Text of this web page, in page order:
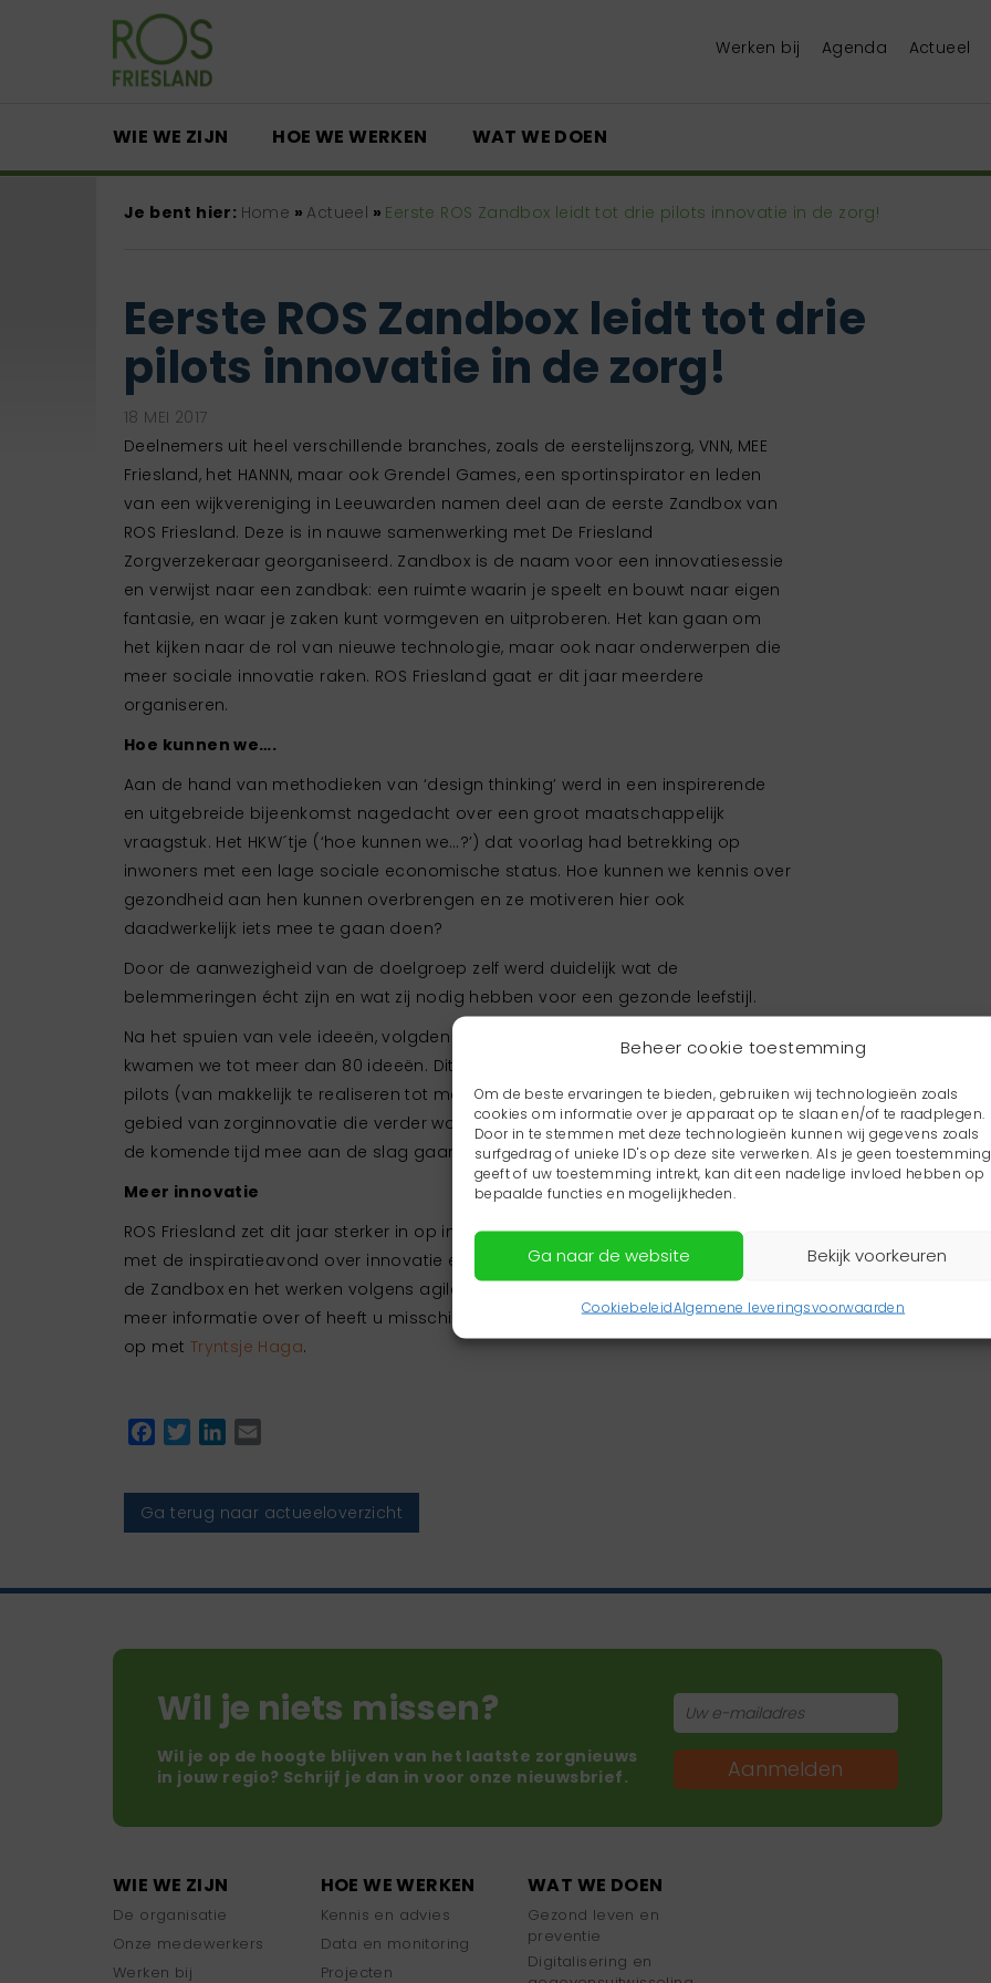
Beheer cookie toestemming
Om de beste ervaringen te bieden, gebruiken wij technologieën zoals
cookies om informatie over je apparaat op te slaan en/of te raadplegen.
Door in te stemmen met deze technologieën kunnen wij gegevens zoals
surfgedrag of unieke ID's op deze site verwerken. Als je geen toestemming
geeft of uw toestemming intrekt, kan dit een nadelige invloed hebben op
bepaalde functies en mogelijkheden.
Ga naar de website Bekijk voorkeuren
CookiebeleidAlgemene leveringsvoorwaarden
Werken bij Agenda Actueel
WIE WE ZIJN HOE WE WERKEN WAT WE DOEN
Je bent hier: Home » Actueel » Eerste ROS Zandbox leidt tot drie pilots innovatie in de zorg!
Eerste ROS Zandbox leidt tot drie
pilots innovatie in de zorg!
18 MEI 2017
Deelnemers uit heel verschillende branches, zoals de eerstelijnszorg, VNN, MEE
Friesland, het HANNN, maar ook Grendel Games, een sportinspirator en leden
van een wijkvereniging in Leeuwarden namen deel aan de eerste Zandbox van
ROS Friesland. Deze is in nauwe samenwerking met De Friesland
Zorgverzekeraar georganiseerd. Zandbox is de naam voor een innovatiesessie
en verwijst naar een zandbak: een ruimte waarin je speelt en bouwt naar eigen
fantasie, en waar je zaken kunt vormgeven en uitproberen. Het kan gaan om
het kijken naar de rol van nieuwe technologie, maar ook naar onderwerpen die
meer sociale innovatie raken. ROS Friesland gaat er dit jaar meerdere
organiseren.
Hoe kunnen we….
Aan de hand van methodieken van ‘design thinking’ werd in een inspirerende
en uitgebreide bijeenkomst nagedacht over een groot maatschappelijk
vraagstuk. Het HKW´tje (‘hoe kunnen we…?’) dat voorlag had betrekking op
inwoners met een lage sociale economische status. Hoe kunnen we kennis over
gezondheid aan hen kunnen overbrengen en ze motiveren hier ook
daadwerkelijk iets mee te gaan doen?
Door de aanwezigheid van de doelgroep zelf werd duidelijk wat de
belemmeringen écht zijn en wat zij nodig hebben voor een gezonde leefstijl.
Na het spuien van vele ideeën, volgden openhartige dialogen. Met z’n allen
kwamen we tot meer dan 80 ideeën. Dit leidde uiteindelijk tot drie concrete
pilots (van makkelijk te realiseren tot meer complexe oplossingen) op het
gebied van zorginnovatie die verder worden uitgewerkt en waar de deelnemers
de komende tijd mee aan de slag gaan.
Meer innovatie
ROS Friesland zet dit jaar sterker in op innovatie. Dit startte o.a. op 30 januari
met de inspiratieavond over innovatie en heeft een vervolg in het opzetten van
de Zandbox en het werken volgens agile- en scrum methodieken. Wilt u hier
meer informatie over of heeft u misschien zelf een HKW’tje? Neem dan contact
op met Tryntsje Haga.
Facebook
TwitterLinkedIn
Ga terug naar actueeloverzicht
Wil je niets missen?
Wil je op de hoogte blijven van het laatste zorgnieuws
in jouw regio? Schrijf je dan in voor onze nieuwsbrief.
Aanmelden
WIE WE ZIJN
De organisatie
Onze medewerkers
Werken bij
HOE WE WERKEN
Kennis en advies
Data en monitoring
Projecten
WAT WE DOEN
Gezond leven en
preventie
Digitalisering en